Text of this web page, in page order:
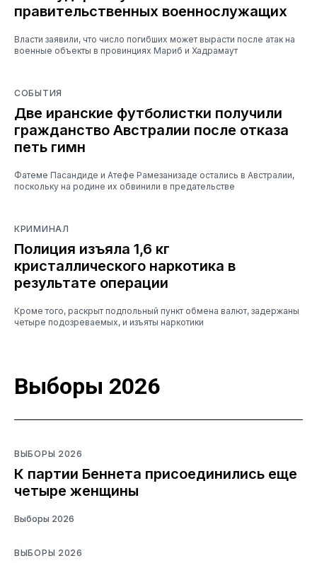
правительственных военнослужащих
Власти заявили, что число погибших может вырасти после атак на
военные объекты в провинциях Мариб и Хадрамаут
СОБЫТИЯ
Две иранские футболистки получили
гражданство Австралии после отказа
петь гимн
Фатеме Пасандиде и Атефе Рамезанизаде остались в Австралии,
поскольку на родине их обвинили в предательстве
КРИМИНАЛ
Полиция изъяла 1,6 кг
кристаллического наркотика в
результате операции
Кроме того, раскрыт подпольный пункт обмена валют, задержаны
четыре подозреваемых, и изъяты наркотики
Выборы 2026
ВЫБОРЫ 2026
К партии Беннета присоединились еще
четыре женщины
Выборы 2026
ВЫБОРЫ 2026